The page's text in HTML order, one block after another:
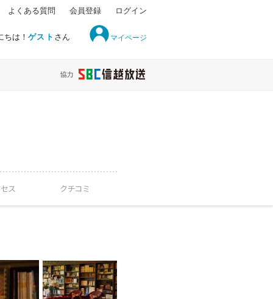
ちは！ゲスト さん マイページ
よくある質問 会員登録 ログイン
ス クチコミ